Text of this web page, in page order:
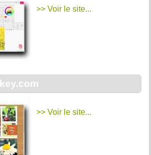
>> Voir le site...
>> Voir le site...